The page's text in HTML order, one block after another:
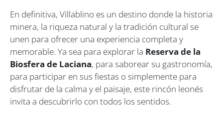
En definitiva, Villablino es un destino donde la historia
minera, la riqueza natural y la tradición cultural se
unen para ofrecer una experiencia completa y
memorable. Ya sea para explorar la Reserva de la
Biosfera de Laciana, para saborear su gastronomía,
para participar en sus fiestas o simplemente para
disfrutar de la calma y el paisaje, este rincón leonés
invita a descubrirlo con todos los sentidos.